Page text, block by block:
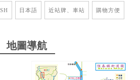
日本語 近站牌、車站 購物方便
地圖導航